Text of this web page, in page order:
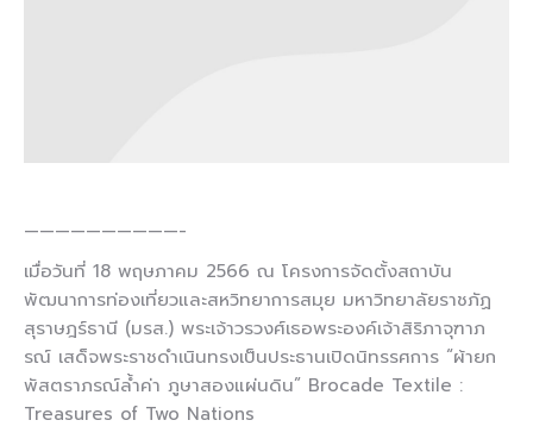
——————————-
เมื่อวันที่ 18 พฤษภาคม 2566 ณ โครงการจัดตั้งสถาบัน
พัฒนาการท่องเที่ยวและสหวิทยาการสมุย มหาวิทยาลัยราชภัฏ
สุราษฎร์ธานี (มรส.) พระเจ้าวรวงศ์เธอพระองค์เจ้าสิริภาจุฑาภ
รณ์ เสด็จพระราชดำเนินทรงเป็นประธานเปิดนิทรรศการ “ผ้ายก
พัสตราภรณ์ล้ำค่า ภูษาสองแผ่นดิน” Brocade Textile :
Treasures of Two Nations